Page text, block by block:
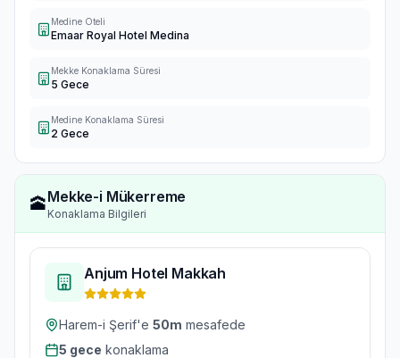
Medine Oteli
Emaar Royal Hotel Medina
Mekke Konaklama Süresi
5 Gece
Medine Konaklama Süresi
2 Gece
🕋Mekke-i Mükerreme
Konaklama Bilgileri
Anjum Hotel Makkah
Harem-i Şerif'e 50m mesafede
5 gece konaklama